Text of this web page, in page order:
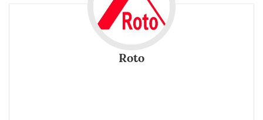
Roto